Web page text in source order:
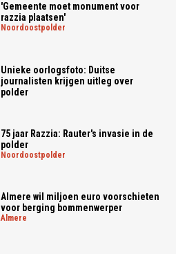
'Gemeente moet monument voor
razzia plaatsen'
noordoostpolder
Unieke oorlogsfoto: Duitse
journalisten krijgen uitleg over
polder
75 jaar Razzia: Rauter's invasie in de
polder
noordoostpolder
Almere wil miljoen euro voorschieten
voor berging bommenwerper
almere